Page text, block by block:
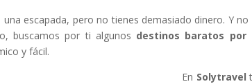
una escapada, pero no tienes demasiado dinero. Y
buscamos por ti algunos destinos baratos por
y fácil.
En Solytravel